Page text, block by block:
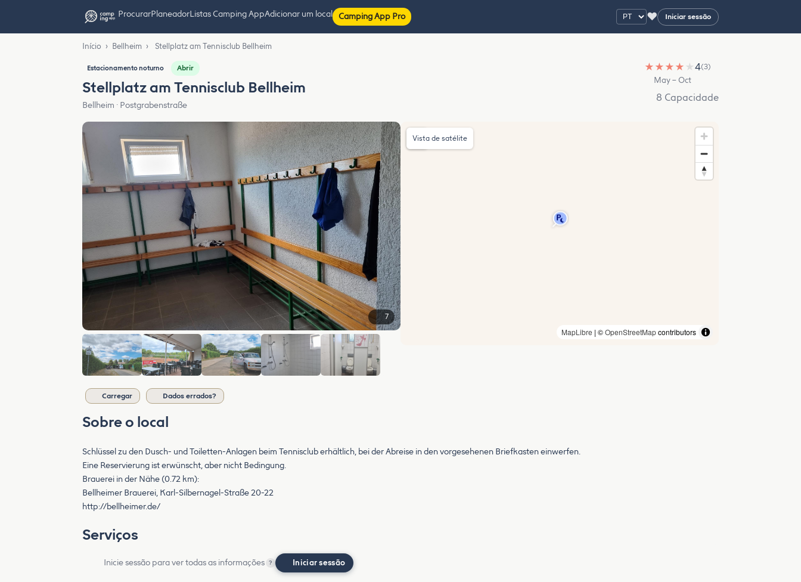
ProcurarPlaneadorListas Camping AppAdicionar um local Camping App Pro ♥ Iniciar sessão
Início › Bellheim › Stellplatz am Tennisclub Bellheim
Estacionamento noturno Abrir
Stellplatz am Tennisclub Bellheim
Bellheim · Postgrabenstraße
★ ★ ★ ★ ★4(3)
May – Oct
8 Capacidade
7
MapLibre | ©OpenStreetMapcontributors
Vista de satélite
Carregar Dados errados?
Sobre o local
Schlüssel zu den Dusch- und Toiletten-Anlagen beim Tennisclub erhältlich, bei der Abreise in den vorgesehenen Briefkasten einwerfen.
Eine Reservierung ist erwünscht, aber nicht Bedingung.
Brauerei in der Nähe (0.72 km):
Bellheimer Brauerei, Karl-Silbernagel-Straße 20-22
http://bellheimer.de/
Serviços
Inicie sessão para ver todas as informações ? Iniciar sessão